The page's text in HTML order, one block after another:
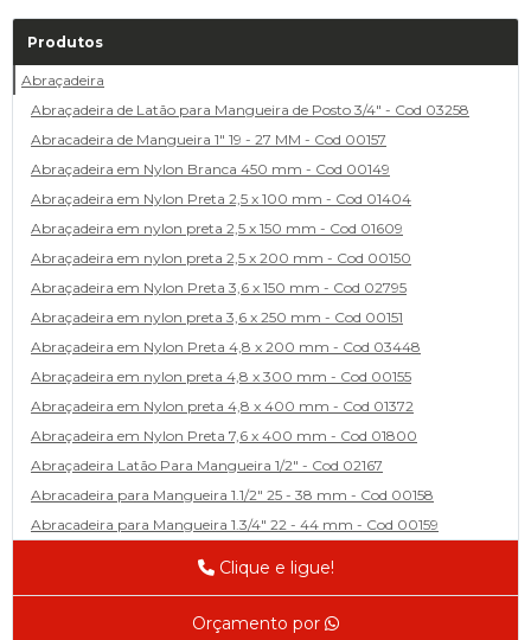
Produtos
Abraçadeira
Abraçadeira de Latão para Mangueira de Posto 3/4" - Cod 03258
Abracadeira de Mangueira 1" 19 - 27 MM - Cod 00157
Abraçadeira em Nylon Branca 450 mm - Cod 00149
Abraçadeira em Nylon Preta 2,5 x 100 mm - Cod 01404
Abraçadeira em nylon preta 2,5 x 150 mm - Cod 01609
Abraçadeira em nylon preta 2,5 x 200 mm - Cod 00150
Abraçadeira em Nylon Preta 3,6 x 150 mm - Cod 02795
Abraçadeira em nylon preta 3,6 x 250 mm - Cod 00151
Abraçadeira em Nylon Preta 4,8 x 200 mm - Cod 03448
Abraçadeira em nylon preta 4,8 x 300 mm - Cod 00155
Abraçadeira em Nylon preta 4,8 x 400 mm - Cod 01372
Abraçadeira em Nylon Preta 7,6 x 400 mm - Cod 01800
Abraçadeira Latão Para Mangueira 1/2" - Cod 02167
Abracadeira para Mangueira 1.1/2" 25 - 38 mm - Cod 00158
Abracadeira para Mangueira 1.3/4" 22 - 44 mm - Cod 00159
Abracadeira para Mangueira 1/2' 14 - 22 - Cod 02585
Abracadeira para Mangueira 2" 44 - 57 - Cod 02471
Clique e ligue!
Orçamento por